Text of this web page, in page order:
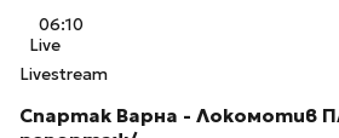
06:10
Live
Livestream
Спартак Варна - Локомотив